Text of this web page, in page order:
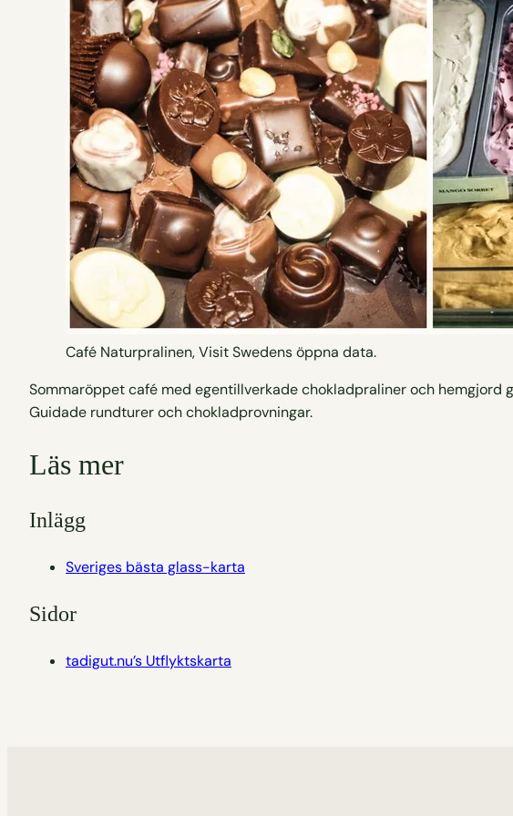
Café Naturpralinen, Visit Swedens öppna data.
Sommaröppet café med egentillverkade chokladpraliner och hemgjord
Guidade rundturer och chokladprovningar.
Läs mer
Inlägg
Sveriges bästa glass-karta
Sidor
tadigut.nu’s Utflyktskarta